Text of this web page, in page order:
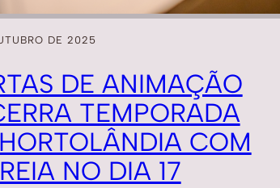
DE 2025
DE ANIMAÇÃO
TEMPORADA
COM
NO DIA 17